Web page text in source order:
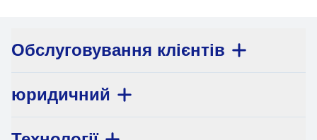
Обслуговування клієнтів
юридичний